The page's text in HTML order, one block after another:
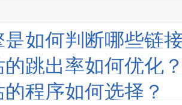
如何判断哪些链
跳出率如何优化
程序如何选择？